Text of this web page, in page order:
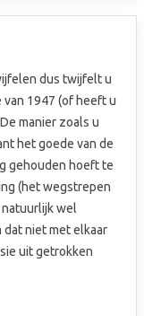
dus twijfelt u
van 1947 (of heeft u
manier zoals u
het goede van de
gehouden hoeft te
(het wegstrepen
wel
niet met elkaar
uit getrokken